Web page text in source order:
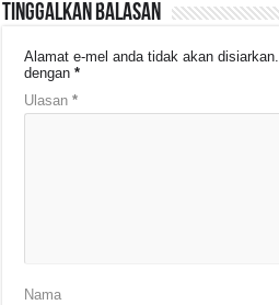
Tinggalkan Balasan
Alamat e-mel anda tidak akan disiarkan.
dengan*
Ulasan*
Nama